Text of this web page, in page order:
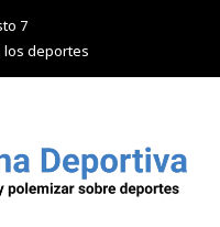
7
los deportes